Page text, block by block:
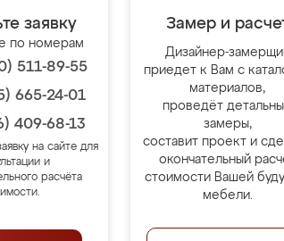
заявку
по номерам
511-89-55
665-24-01
409-68-13
на сайте для
и
расчёта
Замер и
Дизайнер-
приедет к Вам с
материалов,
проведёт
замеры,
составит проект и
окончательный
стоимости Вашей
мебели.